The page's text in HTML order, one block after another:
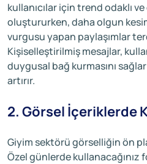
kullanıcılar için trend odaklı
oluştururken, daha olgun
vurgusu yapan paylaşımlar
Kişiselleştirilmiş mesajlar,
duygusal bağ kurmasını
artırır.
2. Görsel İçeriklerde
Giyim sektörü görselliğin ön
Özel günlerde kullanacağınız